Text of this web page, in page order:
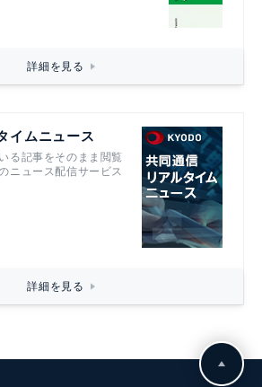
詳細を見る
イムニュース
る記事をそのまま閲覧
ニュース配信サービス
詳細を見る